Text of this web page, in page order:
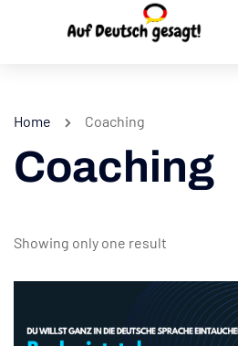
Home Coaching
Coaching
Showing only one result